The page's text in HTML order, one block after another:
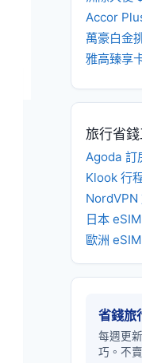
Accor
萬豪白金
雅高臻享
旅行省
Agoda 訂
Klook 行
NordVPN
日本
歐洲
省錢旅
每週更
巧。不